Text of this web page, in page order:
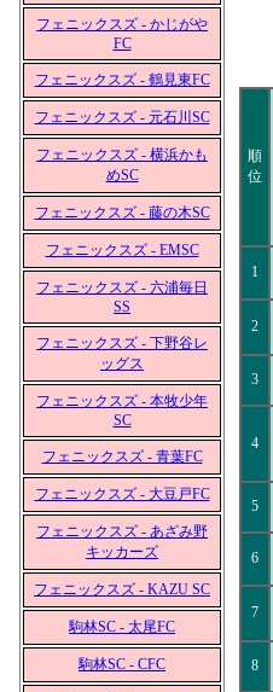
フェニックスズ - かじがや
FC
フェニックスズ - 鶴見東FC
フェニックスズ - 元石川SC
フェニックスズ - 横浜かも
めSC
フェニックスズ - 藤の木SC
フェニックスズ - EMSC
フェニックスズ - 六浦毎日
SS
フェニックスズ - 下野谷レ
ッグス
フェニックスズ - 本牧少年
SC
フェニックスズ - 青葉FC
フェニックスズ - 大豆戸FC
フェニックスズ - あざみ野
キッカーズ
フェニックスズ - KAZU SC
駒林SC - 太尾FC
駒林SC - CFC
順
位
1
2
3
4
5
6
7
8